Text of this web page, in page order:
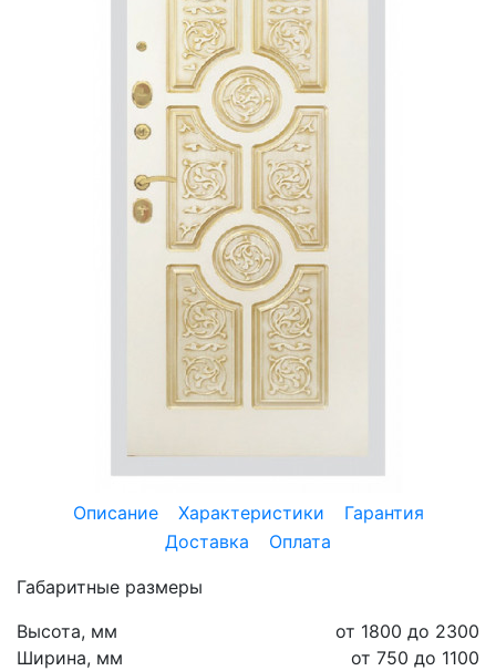
Описание Характеристики
Гарантия
Доставка
Оплата
Габаритные размеры
Высота, мм
от 1800 до 2300
Ширина, мм
от 750 до 1100